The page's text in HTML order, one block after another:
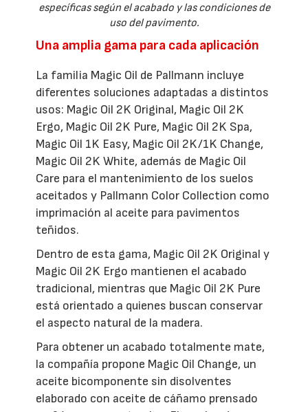
específicas según el acabado y las condiciones de
uso del pavimento.
Una amplia gama para cada aplicación
La familia Magic Oil de Pallmann incluye
diferentes soluciones adaptadas a distintos
usos: Magic Oil 2K Original, Magic Oil 2K
Ergo, Magic Oil 2K Pure, Magic Oil 2K Spa,
Magic Oil 1K Easy, Magic Oil 2K/1K Change,
Magic Oil 2K White, además de Magic Oil
Care para el mantenimiento de los suelos
aceitados y Pallmann Color Collection como
imprimación al aceite para pavimentos
teñidos.
Dentro de esta gama, Magic Oil 2K Original y
Magic Oil 2K Ergo mantienen el acabado
tradicional, mientras que Magic Oil 2K Pure
está orientado a quienes buscan conservar
el aspecto natural de la madera.
Para obtener un acabado totalmente mate,
la compañía propone Magic Oil Change, un
aceite bicomponente sin disolventes
elaborado con aceite de cáñamo prensado